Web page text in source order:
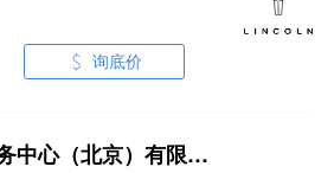
询底价
心（北京）有限公司